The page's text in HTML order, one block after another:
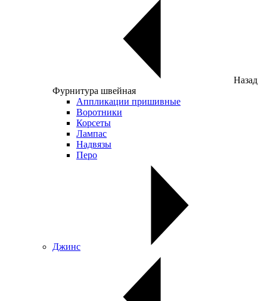
Назад
Фурнитура швейная
Аппликации пришивные
Воротники
Корсеты
Лампас
Надвязы
Перо
Джинс